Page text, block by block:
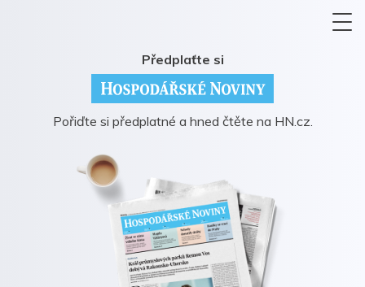
Předplaťte si
Pořiďte si předplatné a hned čtěte na HN.cz.